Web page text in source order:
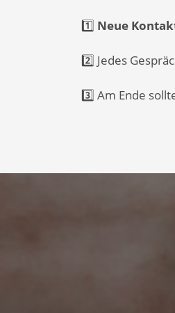
1️⃣ Neue
2️⃣ Jedes
3️⃣ Am Ende